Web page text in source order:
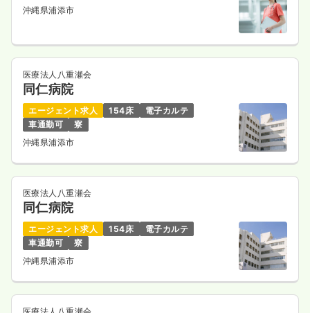
沖縄県浦添市
医療法人八重瀬会
同仁病院
エージェント求人 154床
電子カルテ
車通勤可
寮
沖縄県浦添市
医療法人八重瀬会
同仁病院
エージェント求人 154床
電子カルテ
車通勤可
寮
沖縄県浦添市